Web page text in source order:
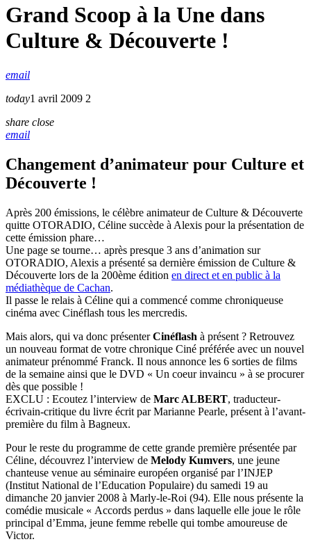
Grand Scoop à la Une dans
Culture & Découverte !
email
today1 avril 2009 2
share close
email
Changement d’animateur pour Culture et
Découverte !
Après 200 émissions, le célèbre animateur de Culture & Découverte
quitte OTORADIO, Céline succède à Alexis pour la présentation de
cette émission phare…
Une page se tourne… après presque 3 ans d’animation sur
OTORADIO, Alexis a présenté sa dernière émission de Culture &
Découverte lors de la 200ème édition en direct et en public à la
médiathèque de Cachan.
Il passe le relais à Céline qui a commencé comme chroniqueuse
cinéma avec Cinéflash tous les mercredis.
Mais alors, qui va donc présenterCinéflash à présent ? Retrouvez
un nouveau format de votre chronique Ciné préférée avec un nouvel
animateur prénommé Franck. Il nous annonce les 6 sorties de films
de la semaine ainsi que le DVD « Un coeur invaincu » à se procurer
dès que possible !
EXCLU : Ecoutez l’interview de Marc ALBERT, traducteur-
écrivain-critique du livre écrit par Marianne Pearle, présent à l’avant-
première du film à Bagneux.
Pour le reste du programme de cette grande première présentée par
Céline, découvrez l’interview de Melody Kumvers, une jeune
chanteuse venue au séminaire européen organisé par l’INJEP
(Institut National de l’Education Populaire) du samedi 19 au
dimanche 20 janvier 2008 à Marly-le-Roi (94). Elle nous présente la
comédie musicale « Accords perdus » dans laquelle elle joue le rôle
principal d’Emma, jeune femme rebelle qui tombe amoureuse de
Victor.